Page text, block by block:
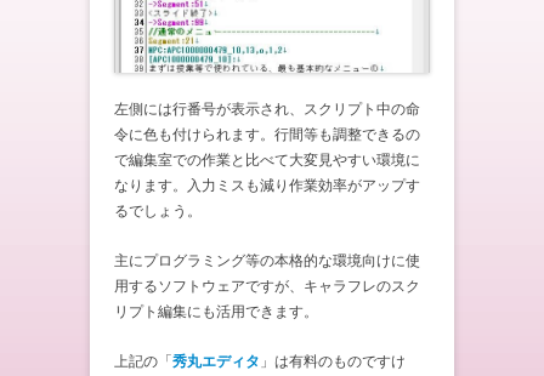
左側には行番号が表示され、スクリプト中の命
令に色も付けられます。行間等も調整できるの
で編集室での作業と比べて大変見やすい環境に
なります。入力ミスも減り作業効率がアップす
るでしょう。
主にプログラミング等の本格的な環境向けに使
用するソフトウェアですが、キャラフレのスク
リプト編集にも活用できます。
上記の「秀丸エディタ 」は有料のものですけ